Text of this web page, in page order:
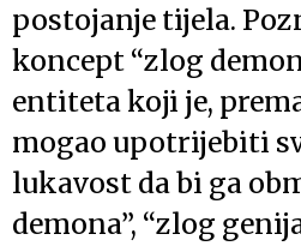
postojanje tijela.
koncept “zlog
entiteta koji je,
mogao upotrijebiti
lukavost da bi ga
demona”, “zlog